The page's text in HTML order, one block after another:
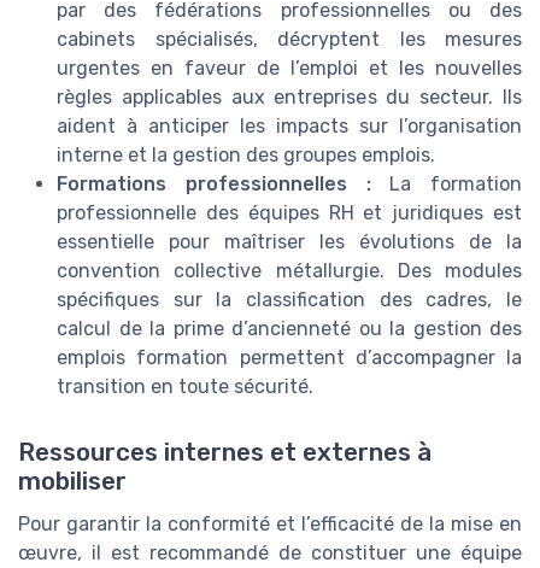
par des fédérations professionnelles ou des
cabinets spécialisés, décryptent les mesures
urgentes en faveur de l’emploi et les nouvelles
règles applicables aux entreprises du secteur. Ils
aident à anticiper les impacts sur l’organisation
interne et la gestion des groupes emplois.
Formations professionnelles :La formation
professionnelle des équipes RH et juridiques est
essentielle pour maîtriser les évolutions de la
convention collective métallurgie. Des modules
spécifiques sur la classification des cadres, le
calcul de la prime d’ancienneté ou la gestion des
emplois formation permettent d’accompagner la
transition en toute sécurité.
Ressources internes et externes à
mobiliser
Pour garantir la conformité et l’efficacité de la mise en
œuvre, il est recommandé de constituer une équipe